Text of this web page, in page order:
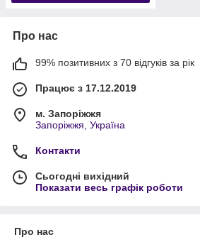
Про нас
99% позитивних з 70 відгуків за рік
Працює з 17.12.2019
м. Запоріжжя
Запоріжжя, Україна
Контакти
Сьогодні вихідний
Показати весь графік роботи
Про нас